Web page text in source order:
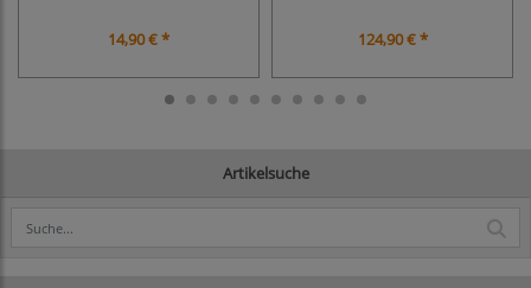
Artikelsuche
14,90 € * 124,90 € *